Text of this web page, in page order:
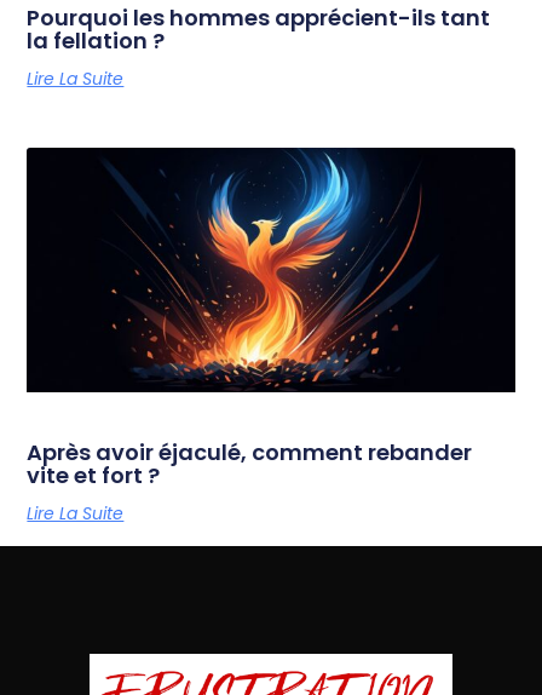
Pourquoi les hommes apprécient-ils tant
la fellation ?
Lire La Suite
Après avoir éjaculé, comment rebander
vite et fort ?
Lire La Suite